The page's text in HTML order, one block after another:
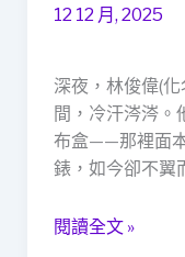
12 12 月, 2025
深夜，林俊偉(
間，冷汗涔涔。
布盒——那裡面
錶，如今卻不翼
蹤：
設
計
師
的
寶
閱讀全文 »